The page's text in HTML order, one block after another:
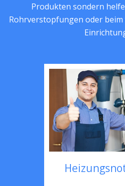
Produkten sondern
Rohrverstopfungen oder beim